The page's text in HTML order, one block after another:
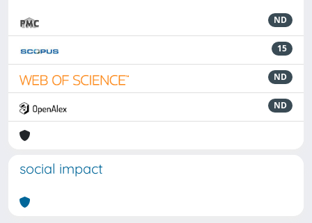
ND
15
ND
ND
social impact